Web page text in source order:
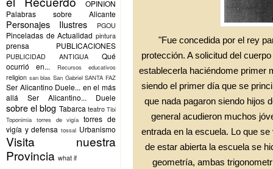
OPINION
Palabras sobre Alicante
Personajes Ilustres PGOU
Pinceladas de Actualidad pintura
prensa PUBLICACIONES
PUBLICIDAD ANTIGUA
Qué
ocurrió en...
Recursos educativos
religion san blas San Gabriel SANTA FAZ
Ser Alicantino Duele... en el más
allá
Ser Alicantino... Duele
sobre el blog Tabarca teatro Tibi
Toponimia torres de vigía torres de
vigía y defensa tossal Urbanismo
Visita nuestra
Provincia what if
"Fue concedida por el rey
protección. A solicitud del
establecerla haciéndome primer
siendo el primer día que se
que nada pagaron siendo hijos
general acudieron muchos
entrada en la escuela. Lo que
de estar abierta la escuela se
geometría, ambas